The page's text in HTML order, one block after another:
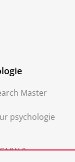
Master
psychologie
&